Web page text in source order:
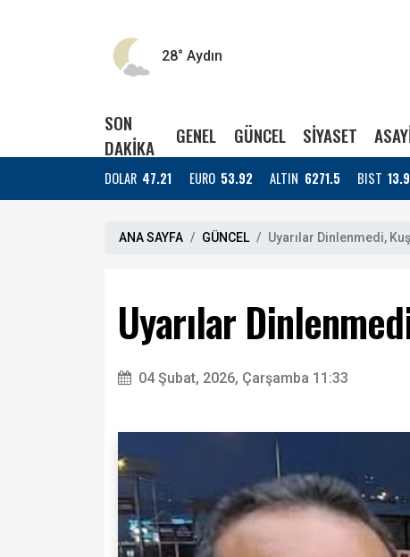
28° Aydın
SON
DAKİKA
GENEL GÜNCEL SİYASET
DOLAR 47.21 EURO 53.92 ALTIN 6271.5 BIST
ANA SAYFA GÜNCEL Uyarılar Dinlenmedi,
Uyarılar
04 Şubat, 2026, Çarşamba 11:33